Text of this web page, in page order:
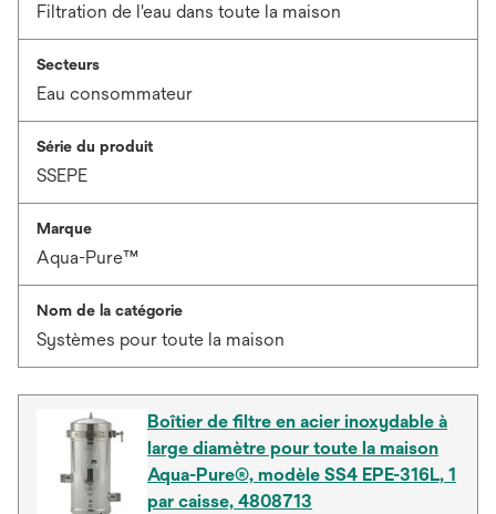
Filtration de l'eau dans toute la maison
Secteurs
Eau consommateur
Série du produit
SSEPE
Marque
Aqua-Pure™
Nom de la catégorie
Systèmes pour toute la maison
Boîtier de filtre en acier inoxydable à
large diamètre pour toute la maison
Aqua-Pure®, modèle SS4 EPE-316L, 1
par caisse, 4808713